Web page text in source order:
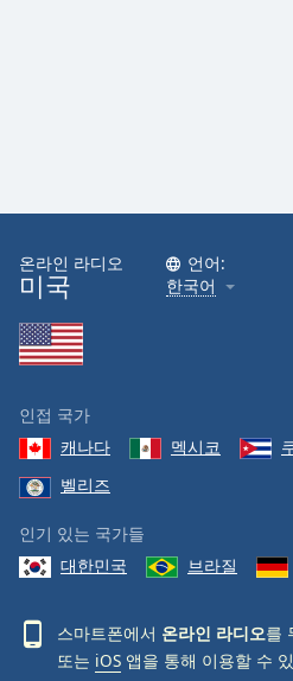
온라인 라디오
미국
언어:
한국어
인접 국가
캐나다
멕시코
벨리즈
인기 있는 국가들
대한민국
브라질
스마트폰에서 온라인 라디오를
또는 iOS 앱을 통해 이용할 수